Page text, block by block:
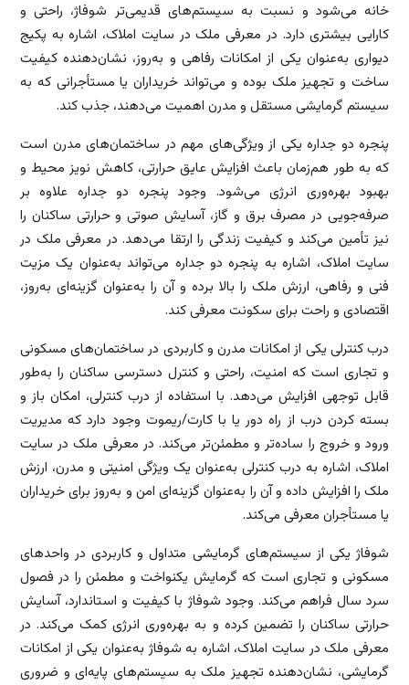
خانه می‌شود و نسبت به سیستم‌های قدیمی‌تر شوفاژ، راحتی و
کارایی بیشتری دارد. در معرفی ملک در سایت املاک، اشاره به پکیج
دیواری به‌عنوان یکی از امکانات رفاهی و به‌روز، نشان‌دهنده کیفیت
ساخت و تجهیز ملک بوده و می‌تواند خریداران یا مستأجرانی که به
سیستم گرمایشی مستقل و مدرن اهمیت می‌دهند، جذب کند.
پنجره دو جداره یکی از ویژگی‌های مهم در ساختمان‌های مدرن است
که به طور هم‌زمان باعث افزایش عایق حرارتی، کاهش نویز محیط و
بهبود بهره‌وری انرژی می‌شود. وجود پنجره دو جداره علاوه بر
صرفه‌جویی در مصرف برق و گاز، آسایش صوتی و حرارتی ساکنان را
نیز تأمین می‌کند و کیفیت زندگی را ارتقا می‌دهد. در معرفی ملک در
سایت املاک، اشاره به پنجره دو جداره می‌تواند به‌عنوان یک مزیت
فنی و رفاهی، ارزش ملک را بالا برده و آن را به‌عنوان گزینه‌ای به‌روز،
اقتصادی و راحت برای سکونت معرفی کند.
درب کنترلی یکی از امکانات مدرن و کاربردی در ساختمان‌های مسکونی
و تجاری است که امنیت، راحتی و کنترل دسترسی ساکنان را به‌طور
قابل توجهی افزایش می‌دهد. با استفاده از درب کنترلی، امکان باز و
بسته کردن درب از راه دور یا با کارت/ریموت وجود دارد که مدیریت
ورود و خروج را ساده‌تر و مطمئن‌تر می‌کند. در معرفی ملک در سایت
املاک، اشاره به درب کنترلی به‌عنوان یک ویژگی امنیتی و مدرن، ارزش
ملک را افزایش داده و آن را به‌عنوان گزینه‌ای امن و به‌روز برای خریداران
یا مستأجران معرفی می‌کند.
شوفاژ یکی از سیستم‌های گرمایشی متداول و کاربردی در واحدهای
مسکونی و تجاری است که گرمایش یکنواخت و مطمئن را در فصول
سرد سال فراهم می‌کند. وجود شوفاژ با کیفیت و استاندارد، آسایش
حرارتی ساکنان را تضمین کرده و به بهره‌وری انرژی کمک می‌کند. در
معرفی ملک در سایت املاک، اشاره به شوفاژ به‌عنوان یکی از امکانات
گرمایشی، نشان‌دهنده تجهیز ملک به سیستم‌های پایه‌ای و ضروری